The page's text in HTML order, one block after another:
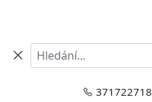
371722718